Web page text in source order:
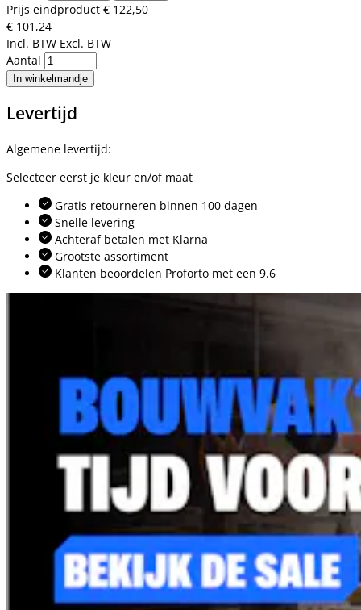
Prijs eindproduct € 122,50
€ 101,24
Incl. BTW Excl. BTW
Aantal
In winkelmandje
Levertijd
Algemene levertijd:
Selecteer eerst je kleur en/of maat
Gratis retourneren binnen 100 dagen
Snelle levering
Achteraf betalen met Klarna
Grootste assortiment
Klanten beoordelen Proforto met een 9.6